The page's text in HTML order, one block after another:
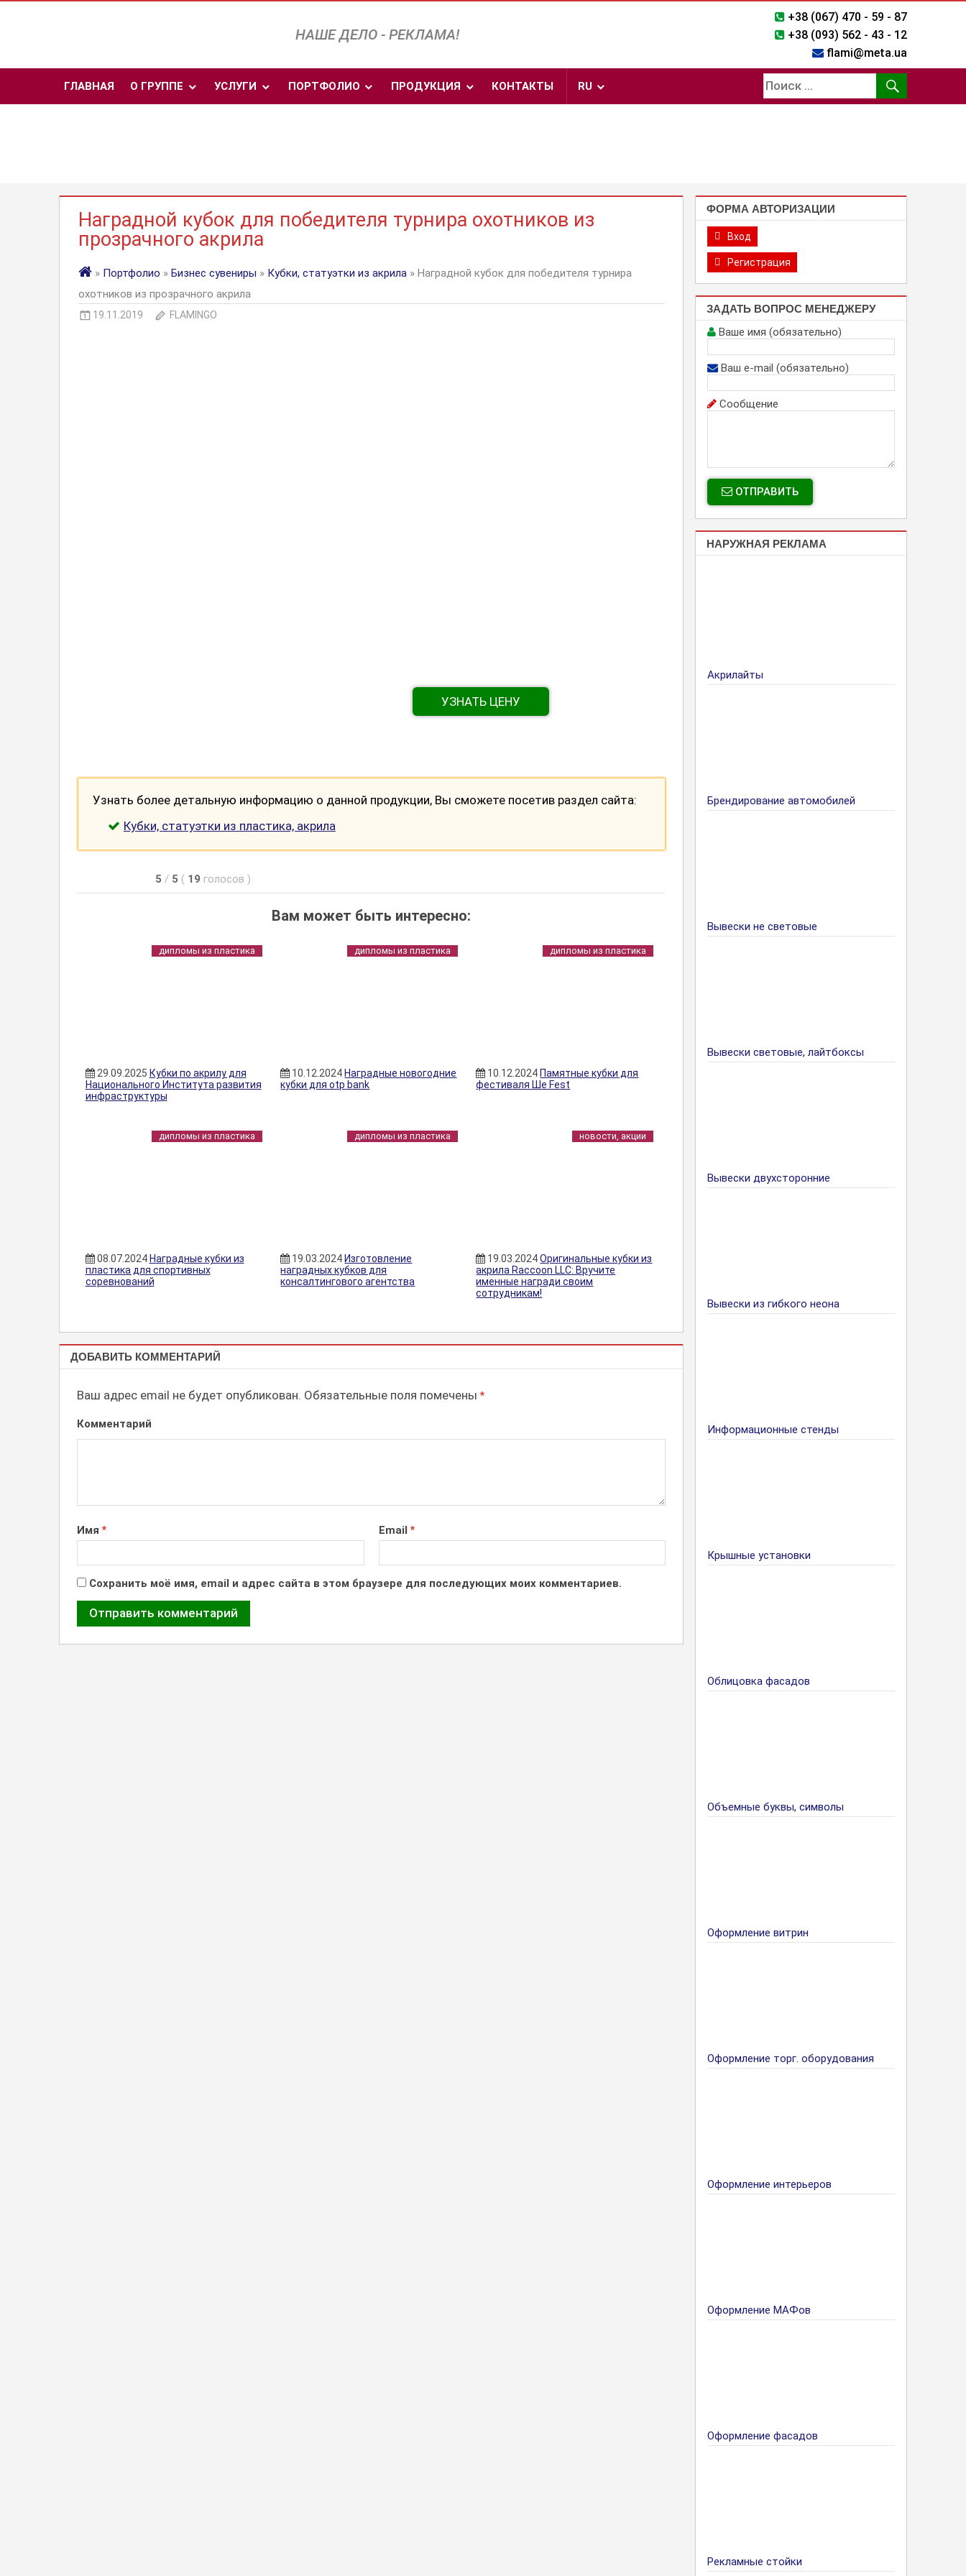
НАШЕ ДЕЛО - РЕКЛАМА!
+38 (067) 470 - 59 - 87
+38 (093) 562 - 43 - 12
flami@meta.ua
ГЛАВНАЯ О ГРУППЕ УСЛУГИ ПОРТФОЛИО ПРОДУКЦИЯ КОНТАКТЫ RU
Наградной кубок для победителя турнира охотников из
прозрачного акрила
» Портфолио » Бизнес сувениры » Кубки, статуэтки из акрила» Наградной кубок для победителя турнира
охотников из прозрачного акрила
19.11.2019 FLAMINGO
УЗНАТЬ ЦЕНУ
Узнать более детальную информацию о данной продукции, Вы сможете посетив раздел сайта:
Кубки, статуэтки из пластика, акрила
5 / 5 ( 19 голосов )
Вам может быть интересно:
дипломы из пластика
29.09.2025 Кубки по акрилу для
Национального Института развития
инфраструктуры
дипломы из пластика
10.12.2024 Наградные новогодние
кубки для otp bank
дипломы из пластика
10.12.2024 Памятные кубки для
фестиваля Ше Fest
дипломы из пластика
08.07.2024 Наградные кубки из
пластика для спортивных
соревнований
дипломы из пластика
19.03.2024 Изготовление
наградных кубков для
консалтингового агентства
новости, акции
19.03.2024Оригинальные кубки из
акрила Raccoon LLC: Вручите
именные награди своим
сотрудникам!
КУБКИ,
СТАТУЭТКИ
ДОБАВИТЬ КОММЕНТАРИЙ
Ваш адрес email не будет опубликован. Обязательные поля помечены *
Комментарий
Имя * Email *
Сохранить моё имя, email и адрес сайта в этом браузере для последующих моих комментариев.
ФОРМА АВТОРИЗАЦИИ
Вход
Регистрация
ЗАДАТЬ ВОПРОС МЕНЕДЖЕРУ
Ваше имя (обязательно)
Ваш e-mail (обязательно)
Сообщение
ОТПРАВИТЬ
НАРУЖНАЯ РЕКЛАМА
Акрилайты
Брендирование автомобилей
Вывески не световые
Вывески световые, лайтбоксы
Вывески двухсторонние
Вывески из гибкого неона
Информационные стенды
Крышные установки
Облицовка фасадов
Объемные буквы, символы
Оформление витрин
Оформление торг. оборудования
Оформление интерьеров
Оформление МАФов
Оформление фасадов
Рекламные стойки